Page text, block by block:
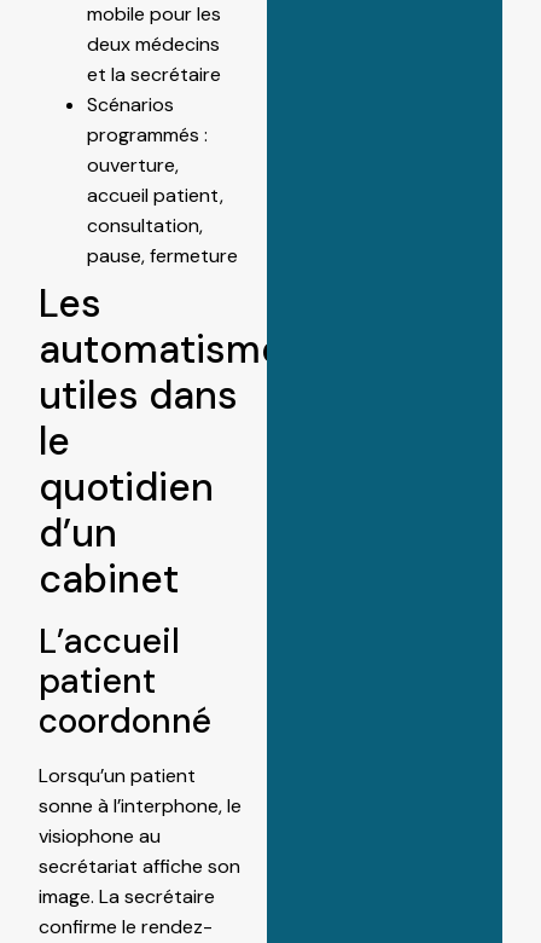
mobile pour les
deux médecins
et la secrétaire
Scénarios
programmés :
ouverture,
accueil patient,
consultation,
pause, fermeture
Les
automatismes
utiles dans
le
quotidien
d’un
cabinet
L’accueil
patient
coordonné
Lorsqu’un patient
sonne à l’interphone, le
visiophone au
secrétariat affiche son
image. La secrétaire
confirme le rendez-